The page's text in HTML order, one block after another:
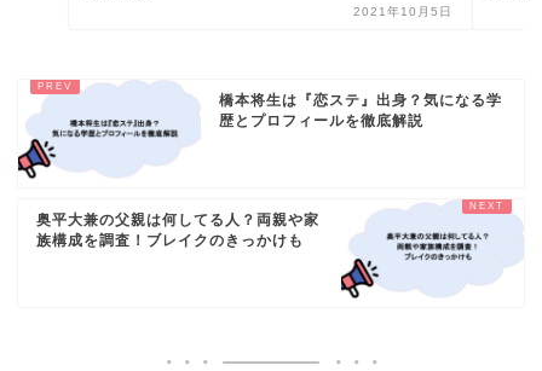
2021年10月5日
橋本将生は『恋ステ』出身？気になる学
歴とプロフィールを徹底解説
奥平大兼の父親は何してる人？両親や家
族構成を調査！ブレイクのきっかけも